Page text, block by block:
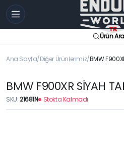
Ürün
Ana Sayfa Diğer Ürünlerimiz BMW
BMW F900XR SİYAH
SKU:21681N Stokta Kalmadı